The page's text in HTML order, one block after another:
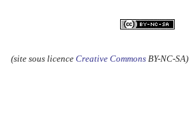
(site sous licence Creative CommonsBY-NC-SA)